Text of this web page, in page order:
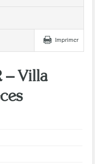
Imprimer
– Villa